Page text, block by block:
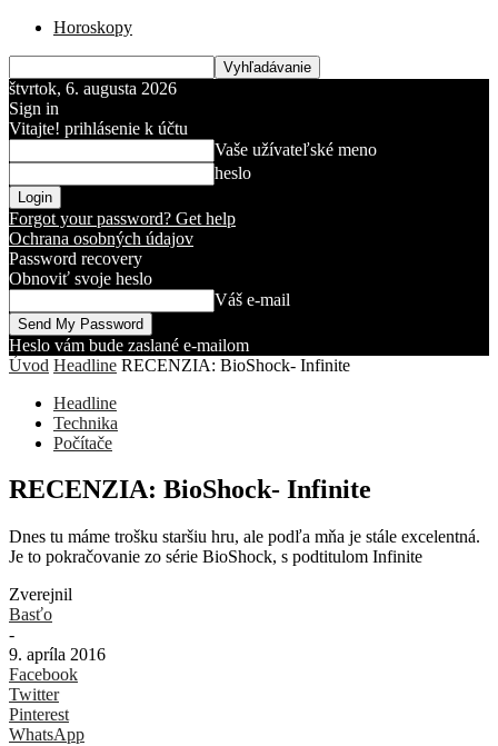
Horoskopy
štvrtok, 6. augusta 2026
Sign in
Vitajte! prihlásenie k účtu
Vaše užívateľské meno
heslo
Forgot your password? Get help
Ochrana osobných údajov
Password recovery
Obnoviť svoje heslo
Váš e-mail
Heslo vám bude zaslané e-mailom
Úvod Headline RECENZIA: BioShock- Infinite
Headline
Technika
Počítače
RECENZIA: BioShock- Infinite
Dnes tu máme trošku staršiu hru, ale podľa mňa je stále excelentná.
Je to pokračovanie zo série BioShock, s podtitulom Infinite
Zverejnil
Basťo
-
9. apríla 2016
Facebook
Twitter
Pinterest
WhatsApp